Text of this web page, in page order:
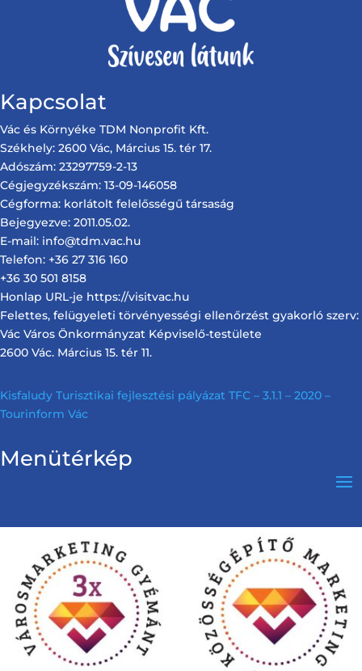
Kapcsolat
Vác és Környéke TDM Nonprofit Kft.
Székhely: 2600 Vác, Március 15. tér 17.
Adószám: 23297759-2-13
Cégjegyzékszám: 13-09-146058
Cégforma: korlátolt felelősségű társaság
Bejegyezve: 2011.05.02.
E-mail: info@tdm.vac.hu
Telefon: +36 27 316 160
+36 30 501 8158
Honlap URL-je https://visitvac.hu
Felettes, felügyeleti törvényességi ellenőrzést gyakorló szerv:
Vác Város Önkormányzat Képviselő-testülete
2600 Vác. Március 15. tér 11.
Kisfaludy Turisztikai fejlesztési pályázat TFC – 3.1.1 – 2020 –
Tourinform Vác
Menütérkép